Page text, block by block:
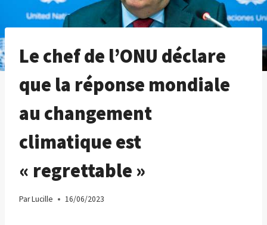
Le chef de l’ONU déclare
que la réponse mondiale
au changement
climatique est
« regrettable »
ParLucille 16/06/2023